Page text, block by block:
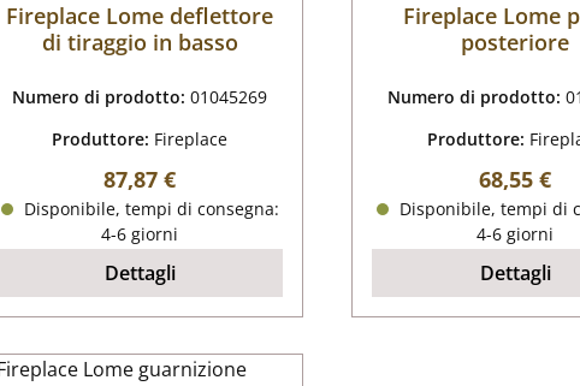
Fireplace Lome deflettore
di tiraggio in basso
Numero di prodotto:01045269
Produttore: Fireplace
Prezzo normale:
87,87 €
Disponibile, tempi di consegna:
4-6 giorni
Dettagli
Fireplace Lome
posteriore
Numero di prodotto:
Produttore:
Prezzo
68,55 €
Disponibile, tempi di
4-6 giorni
Dettagli